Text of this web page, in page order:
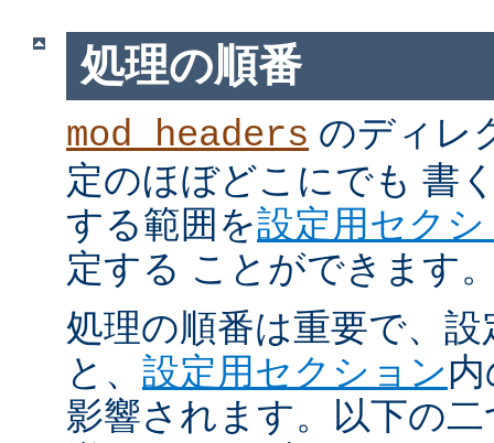
処理の順番
mod_headers のディレ
定のほぼどこにでも 書
する範囲を設定用セク
定する ことができます
処理の順番は重要で、
と、 設定用セクション
影響されます。以下の